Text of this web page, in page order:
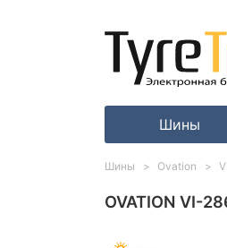
Шины
OVATION VI-
Шины Ovation